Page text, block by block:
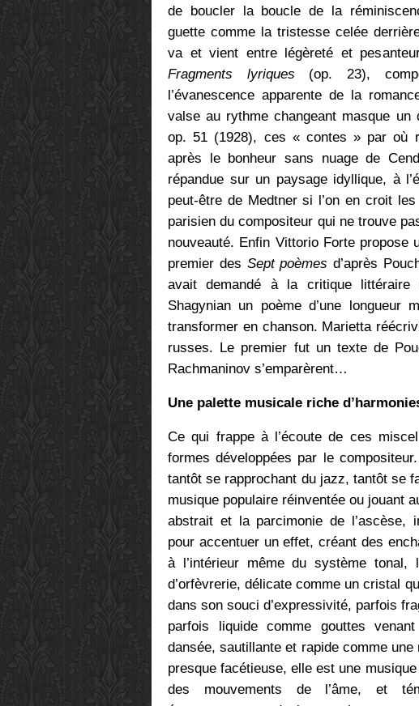
de boucler la boucle de la
guette comme la tristesse celée
va et vient entre légèreté et
Fragments lyriques (op. 23),
l’évanescence apparente de la
valse au rythme changeant masque un
op. 51 (1928), ces « contes » par où
après le bonheur sans nuage de
répandue sur un paysage idyllique, à
peut-être de Medtner si l’on en croit
parisien du compositeur qui ne trouve
nouveauté. Enfin Vittorio Forte propose
premier des Sept poèmes d’après
avait demandé à la critique littéraire
Shagynian un poème d’une longueur
transformer en chanson. Marietta
russes. Le premier fut un texte de
Rachmaninov s’emparèrent…
Une palette musicale riche
Ce qui frappe à l’écoute de ces
formes développées par le
tantôt se rapprochant du jazz, tantôt se
musique populaire réinventée ou jouant
abstrait et la parcimonie de l’ascèse,
pour accentuer un effet, créant des
à l’intérieur même du système
d’orfèvrerie, délicate comme un cristal
dans son souci d’expressivité, parfois
parfois liquide comme gouttes
dansée, sautillante et rapide comme
presque facétieuse, elle est une
des mouvements de l’âme, et